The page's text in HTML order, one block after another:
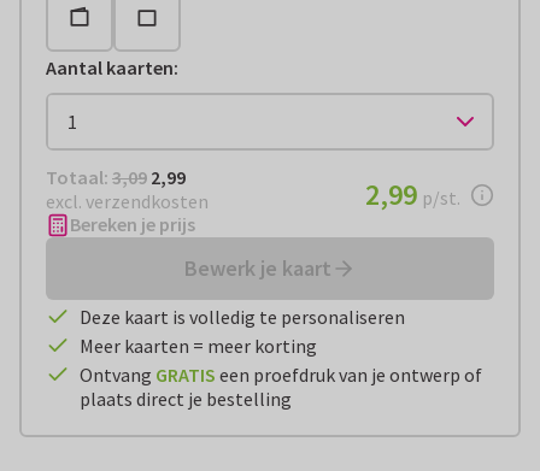
Aantal kaarten:
Totaal: € 2,99
Totaal: 3,09 2,99
excl. verzendkosten
€ 2,99per stuk
2,99 p/st.
Bereken je prijs
Bewerk je kaart
Deze kaart is volledig te personaliseren
Meer kaarten = meer korting
Ontvang GRATIS een proefdruk van je ontwerp of
plaats direct je bestelling